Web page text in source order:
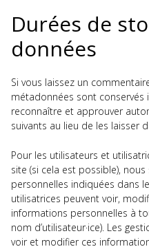
Durées de
données
Si vous laissez un
métadonnées sont
reconnaître et approuver
suivants au lieu de les laisser
Pour les utilisateurs et
site (si cela est possible),
personnelles indiquées dans
utilisatrices peuvent voir,
informations personnelles à
nom d’utilisateur·ice). Les
voir et modifier ces